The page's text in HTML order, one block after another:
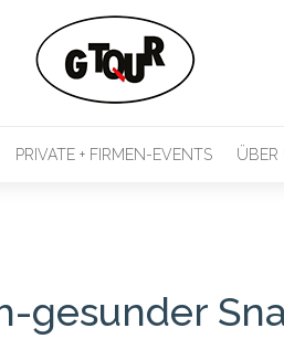
PRIVATE + FIRMEN-EVENTS ÜBER
gesunder